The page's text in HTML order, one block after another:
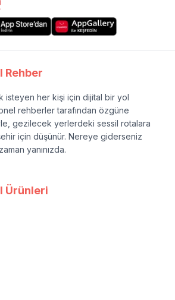
Rehber
isteyen her kişi için dijital bir yol
rehberler tarafından özgüne
gezilecek yerlerdeki sessil rotalara
için düşünür. Nereye giderseniz
yanınızda.
Ürünleri